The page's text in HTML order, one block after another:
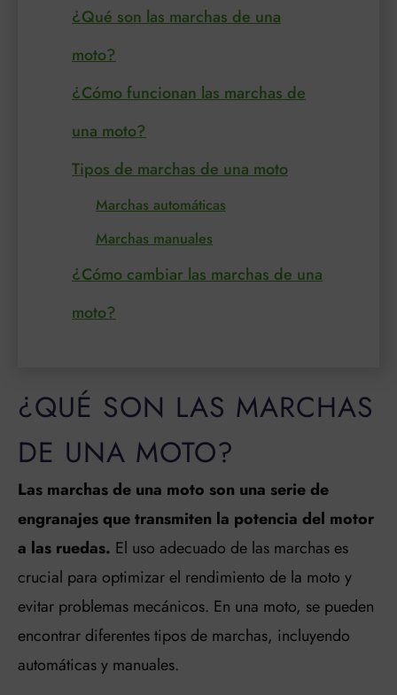
¿Qué son las marchas de una
moto?
¿Cómo funcionan las marchas de
una moto?
Tipos de marchas de una moto
Marchas automáticas
Marchas manuales
¿Cómo cambiar las marchas de una
moto?
¿QUÉ SON LAS MARCHAS
DE UNA MOTO?
Las marchas de una moto son una serie de
engranajes que transmiten la potencia del motor
a las ruedas. El uso adecuado de las marchas es
crucial para optimizar el rendimiento de la moto y
evitar problemas mecánicos. En una moto, se pueden
encontrar diferentes tipos de marchas, incluyendo
automáticas y manuales.